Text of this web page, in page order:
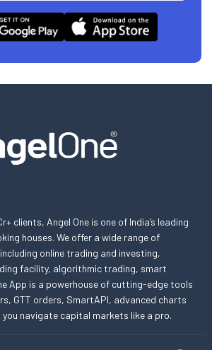
clients, Angel One is one of India’s leading
houses. We offer a wide range of
online trading and investing,
facility, algorithmic trading, smart
App is a powerhouse of cutting-edge tools
GTT orders, SmartAPI, advanced charts
navigate capital markets like a pro.